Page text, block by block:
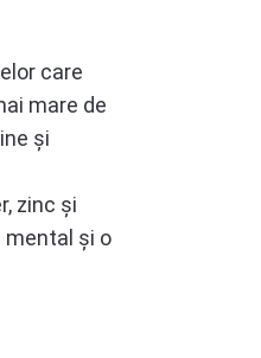
care
mare de
și
zinc și
mental și o